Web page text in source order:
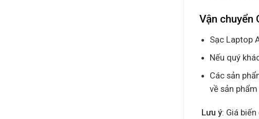
Vận chuyển
Sạc Laptop
Nếu quý
Các sản
về sản
Lưu ý: Giá